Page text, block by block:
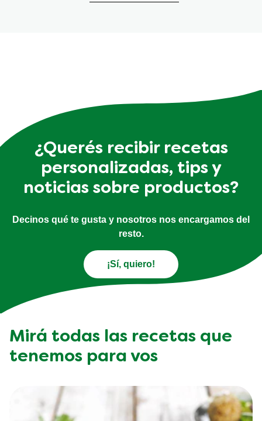
¿Querés recibir recetas
personalizadas, tips y
noticias sobre productos?
Decinos qué te gusta y nosotros nos encargamos del
resto.
¡Sí, quiero!
Mirá todas las recetas que
tenemos para vos